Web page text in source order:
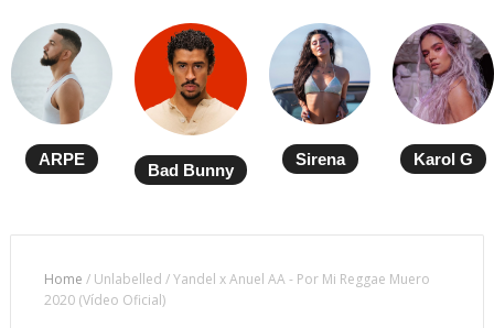
ARPE
Bad Bunny
Sirena Karol G
Home /Unlabelled /Yandel x Anuel AA - Por Mi Reggae Muero
2020 (Vídeo Oficial)